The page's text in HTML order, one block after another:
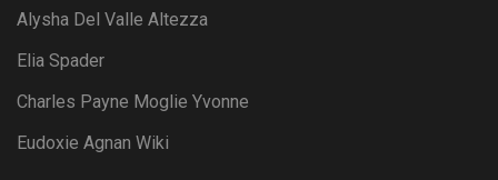
Alysha Del Valle Altezza
Elia Spader
Charles Payne Moglie Yvonne
Eudoxie Agnan Wiki